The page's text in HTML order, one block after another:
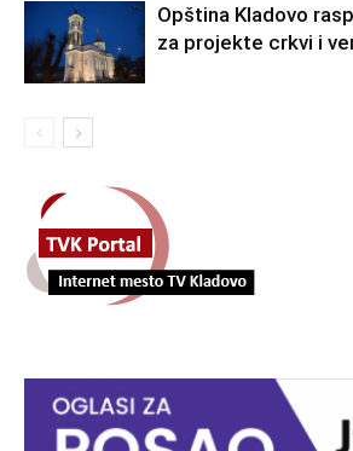
Opština Kladovo
za projekte crkvi i